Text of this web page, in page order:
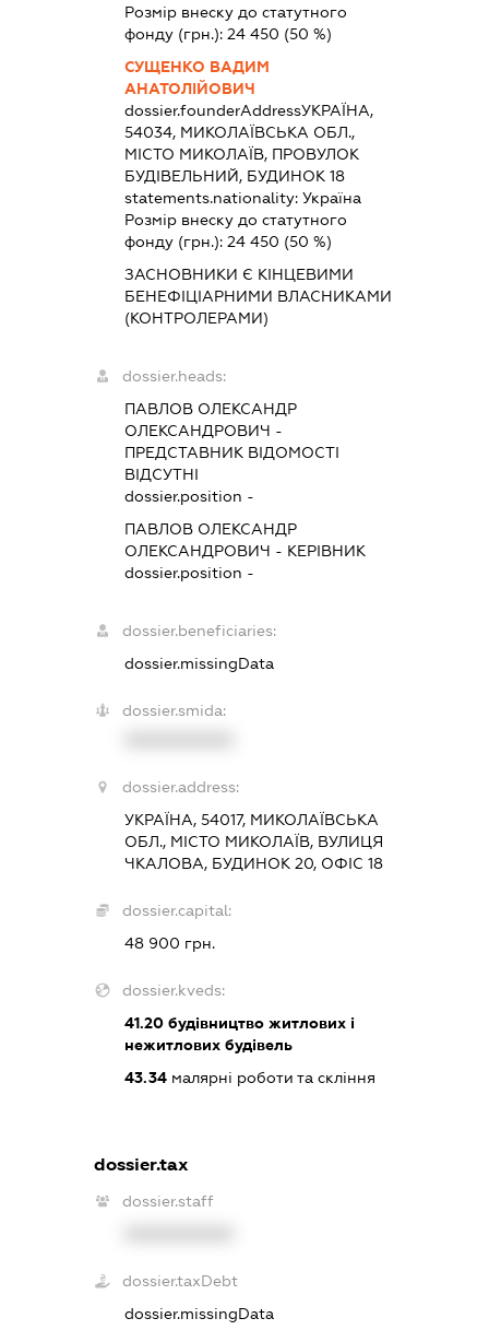
Розмір внеску до статутного
фонду (грн.): 24 450 (50 %)
СУЩЕНКО ВАДИМ
АНАТОЛІЙОВИЧ
dossier.founderAddressУКРАЇНА,
54034, МИКОЛАЇВСЬКА ОБЛ.,
МІСТО МИКОЛАЇВ, ПРОВУЛОК
БУДІВЕЛЬНИЙ, БУДИНОК 18
statements.nationality: Україна
Розмір внеску до статутного
фонду (грн.): 24 450 (50 %)
ЗАСНОВНИКИ Є КІНЦЕВИМИ
БЕНЕФІЦІАРНИМИ ВЛАСНИКАМИ
(КОНТРОЛЕРАМИ)
dossier.heads:
ПАВЛОВ ОЛЕКСАНДР
ОЛЕКСАНДРОВИЧ -
ПРЕДСТАВНИК ВІДОМОСТІ
ВІДСУТНІ
dossier.position -
ПАВЛОВ ОЛЕКСАНДР
ОЛЕКСАНДРОВИЧ - КЕРІВНИК
dossier.position -
dossier.beneficiaries:
dossier.missingData
dossier.smida:
dossier.address:
УКРАЇНА, 54017, МИКОЛАЇВСЬКА
ОБЛ., МІСТО МИКОЛАЇВ, ВУЛИЦЯ
ЧКАЛОВА, БУДИНОК 20, ОФІС 18
dossier.capital:
48 900 грн.
dossier.kveds:
41.20будівництво житлових і
нежитлових будівель
43.34малярні роботи та скління
dossier.tax
dossier.staff
dossier.taxDebt
dossier.missingData